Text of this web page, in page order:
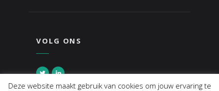
VOLG ONS
Deze website maakt gebruik van cookies om jouw ervaring te